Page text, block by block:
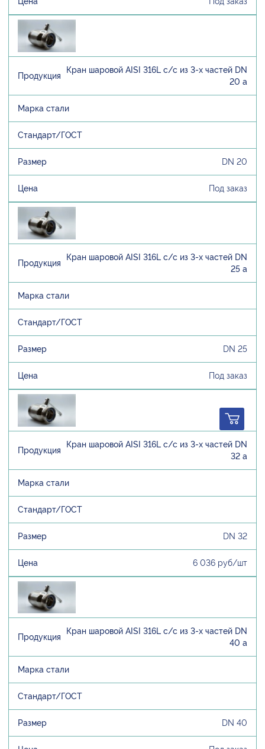
Кран шаровой AISI 316L с/с из 3-х частей DN
20 а
DN 20
Под заказ
Кран шаровой AISI 316L с/с из 3-х частей DN
25 а
DN 25
Под заказ
Кран шаровой AISI 316L с/с из 3-х частей DN
32 а
DN 32
6 036 руб/шт
Кран шаровой AISI 316L с/с из 3-х частей DN
40 а
DN 40